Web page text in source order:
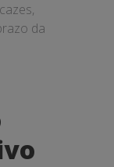
da